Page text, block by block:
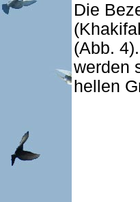
Die
(Abb.
werden
hellen